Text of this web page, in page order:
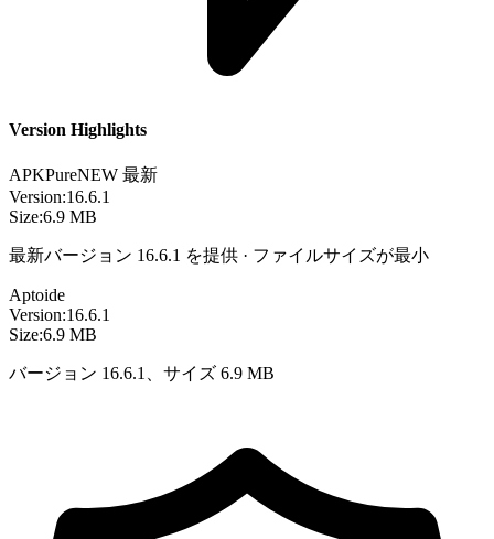
Version Highlights
APKPureNEW 最新
Version:16.6.1
Size:6.9 MB
最新バージョン 16.6.1 を提供 · ファイルサイズが最小
Aptoide
Version:16.6.1
Size:6.9 MB
バージョン 16.6.1、サイズ 6.9 MB